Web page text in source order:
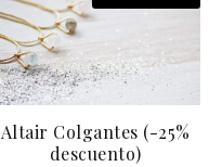
Altair Colgantes (-25%
descuento)